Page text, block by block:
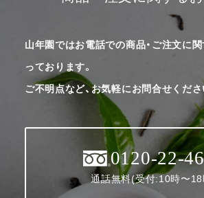
山年園ではお電話での商品・ご注文に
っております。
ご不明点など、お気軽にお問合せくださ
0120-22-
通話無料(受付:10時〜18